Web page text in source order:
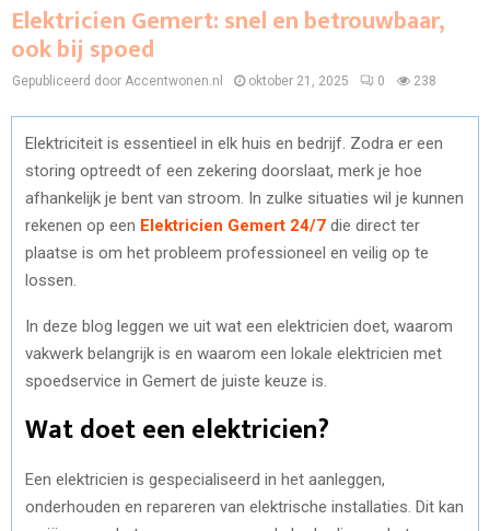
Elektricien Gemert: snel en betrouwbaar,
ook bij spoed
Gepubliceerd door Accentwonen.nl oktober 21, 2025 0 238
Elektriciteit is essentieel in elk huis en bedrijf. Zodra er een
storing optreedt of een zekering doorslaat, merk je hoe
afhankelijk je bent van stroom. In zulke situaties wil je kunnen
rekenen op een Elektricien Gemert 24/7 die direct ter
plaatse is om het probleem professioneel en veilig op te
lossen.
In deze blog leggen we uit wat een elektricien doet, waarom
vakwerk belangrijk is en waarom een lokale elektricien met
spoedservice in Gemert de juiste keuze is.
Wat doet een elektricien?
Een elektricien is gespecialiseerd in het aanleggen,
onderhouden en repareren van elektrische installaties. Dit kan